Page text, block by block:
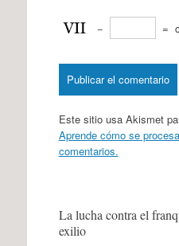
− =
Este sitio usa Akismet
Aprende cómo se
comentarios.
La lucha contra el
exilio